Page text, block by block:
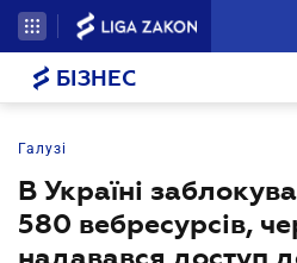
БІЗНЕС
Галузі
В Україні
580 вебресурсів,